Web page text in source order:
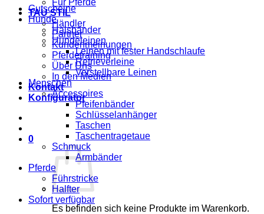
Für Pferde
TAU STIL
Händler
Partner
Kundenmeinungen
Pferdetraining
Über Uns
In den Medien
Kontakt
Konfigurator
0
Es befinden sich keine Produkte im Warenkorb.
Gutscheine
Hunde
Halsbänder
Hundeleinen
Leinen mit fester Handschlaufe
Retrieverleine
Verstellbare Leinen
Menschen
Accessoires
Pfeifenbänder
Schlüsselanhänger
Taschen
Taschentragetaue
Schmuck
Armbänder
Pferde
Führstricke
Halfter
Sofort verfügbar